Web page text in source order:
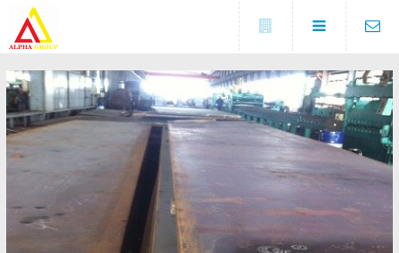
DANH MỤC
LIÊN HỆ
Địa chỉ
Số 5A, KCX Linh Trung 1, P
Linh Trung, TP. Thủ Đức, TP.
HCM
0937682789